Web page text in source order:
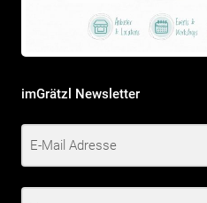
imGrätzl Newsletter